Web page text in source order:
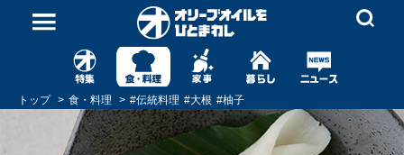
トップ 食・料理 #伝統料理 #大根 #柚子